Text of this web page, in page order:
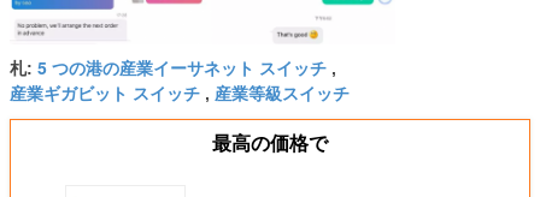
札: 5 つの港の産業イーサネット スイッチ ,
産業ギガビット スイッチ , 産業等級スイッチ
最高の価格で